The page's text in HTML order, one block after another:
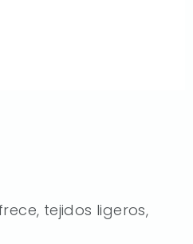
tejidos ligeros,